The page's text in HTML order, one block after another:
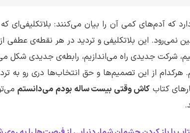
که آدم‌های کمی آن را بیان می‌کنند: بلاتکلیفی‌ای
نمی‌رود. این بلاتکلیفی و تردید در هر نقطه‌ی
شرکت جدیدی راه‌ می‌اندازیم، رابطه‌ی جدیدی شکل
از این تصمیم‌ها و حق ‌انتخاب‌ها دری رو به
کتاب کاش وقتی بیست ساله بودم می‌دانستم